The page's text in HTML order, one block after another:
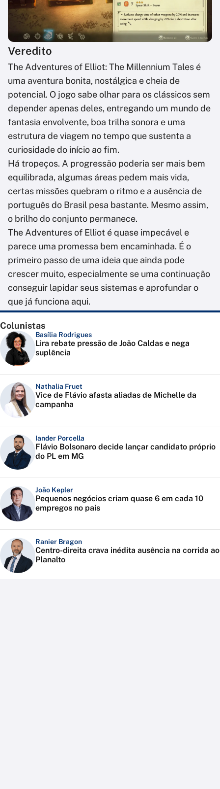
Veredito
The Adventures of Elliot: The Millennium Tales é
uma aventura bonita, nostálgica e cheia de
potencial. O jogo sabe olhar para os clássicos sem
depender apenas deles, entregando um mundo de
fantasia envolvente, boa trilha sonora e uma
estrutura de viagem no tempo que sustenta a
curiosidade do início ao fim.
Há tropeços. A progressão poderia ser mais bem
equilibrada, algumas áreas pedem mais vida,
certas missões quebram o ritmo e a ausência de
português do Brasil pesa bastante. Mesmo assim,
o brilho do conjunto permanece.
The Adventures of Elliot é quase impecável e
parece uma promessa bem encaminhada. É o
primeiro passo de uma ideia que ainda pode
crescer muito, especialmente se uma continuação
conseguir lapidar seus sistemas e aprofundar o
que já funciona aqui.
Colunistas
Basília Rodrigues
Lira rebate pressão de João Caldas e nega
suplência
Nathalia Fruet
Vice de Flávio afasta aliadas de Michelle da
campanha
Iander Porcella
Flávio Bolsonaro decide lançar candidato próprio
do PL em MG
João Kepler
Pequenos negócios criam quase 6 em cada 10
empregos no país
Ranier Bragon
Centro-direita crava inédita ausência na corrida ao
Planalto